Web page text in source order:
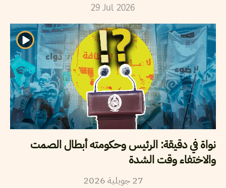
29 Jul 2026
نواة في دقيقة: الرئيس وحكومته أبطال الصمت
والاختفاء وقت الشدة
27 جويلية2026